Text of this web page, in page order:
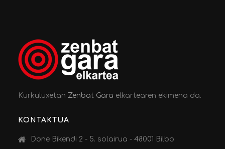
Kurkuluxetan Zenbat Gara elkartearen ekimena da.
KONTAKTUA
Done Bikendi 2 - 5. solairua - 48001 Bilbo